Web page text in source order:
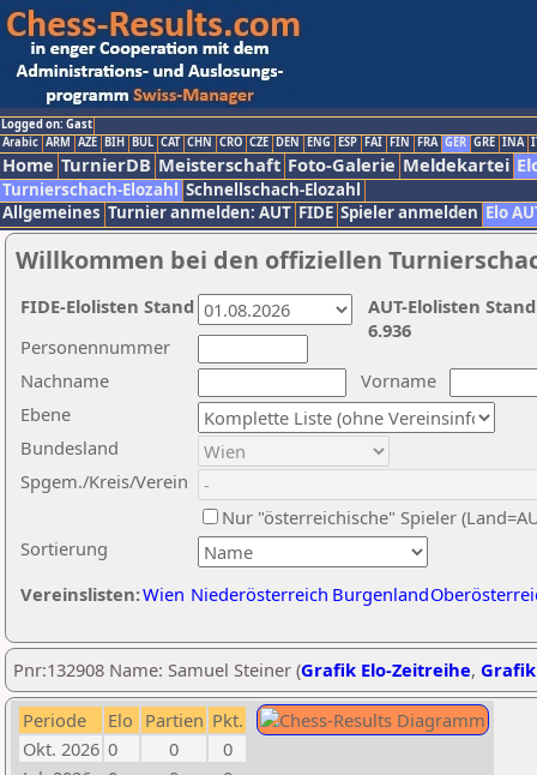
Logged on: Gast
Arabic ARM AZE BIH BUL CAT CHN CRO CZE DEN ENG ESP FAI FIN FRA GER GRE INA
Home TurnierDB Meisterschaft Foto-Galerie Meldekartei
Turnierschach-Elozahl Schnellschach-Elozahl
Allgemeines Turnier anmelden: AUT FIDE Spieler anmelden Elo
Willkommen bei den offiziellen
Nachname
Vorname
Ebene
Sortierung
Personennummer
Bundesland
Spgem./Kreis/Verein
Nur "österreichische" Spieler
Vereinslisten:Wien Niederösterreich Burgenland
AUT-Elolisten
6.936
FIDE-Elolisten Stand
Pnr:132908 Name: Samuel Steiner (Grafik Elo-Zeitreihe,
Periode Elo Partien Pkt.
Okt. 2026 0 0
0